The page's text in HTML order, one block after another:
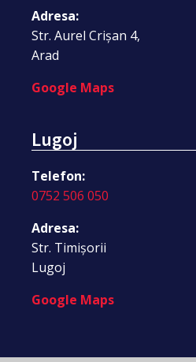
Adresa:
Str. Aurel Crișan 4,
Arad
Google Maps
Lugoj
Telefon:
0752 506 050
Adresa:
Str. Timișorii
Lugoj
Google Maps